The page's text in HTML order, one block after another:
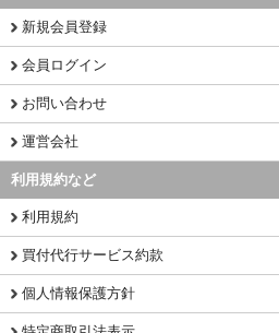
新規会員登録
会員ログイン
お問い合わせ
運営会社
利用規約など
利用規約
買付代行サービス約款
個人情報保護方針